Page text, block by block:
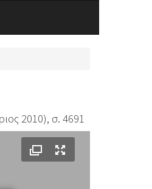
2010), σ. 4691